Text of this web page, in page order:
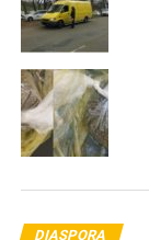
DIASPORA